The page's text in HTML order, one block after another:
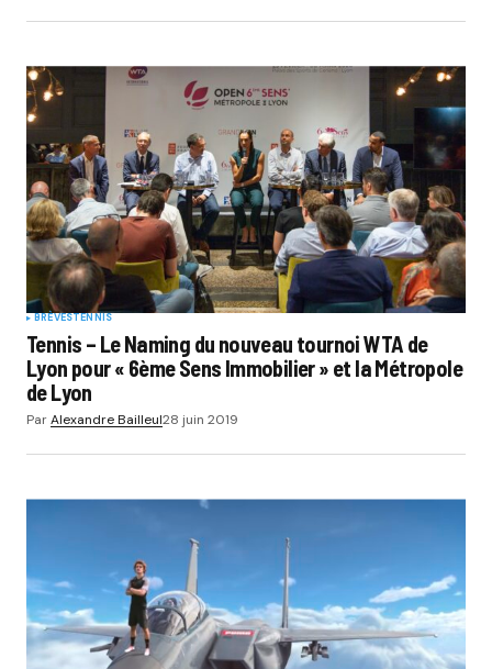
BRÈVESTENNIS
Tennis – Le Naming du nouveau tournoi WTA de
Lyon pour « 6ème Sens Immobilier » et la Métropole
de Lyon
ParAlexandre Bailleul28 juin 2019